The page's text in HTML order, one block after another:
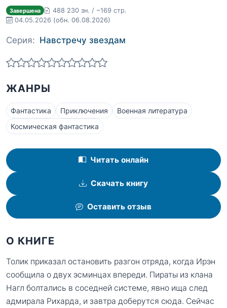
Завершена
488 230 зн. / ~169 стр.
04.05.2026 (обн. 06.08.2026)
Серия: Навстречу звездам
ЖАНРЫ
Фантастика Приключения
Военная литература
Космическая фантастика
Читать онлайн
Скачать книгу
Оставить отзыв
О КНИГЕ
Толик приказал остановить разгон отряда, когда Ирэн
сообщила о двух эсминцах впереди. Пираты из клана
Нагл болтались в соседней системе, явно ища след
адмирала Рихарда, и завтра доберутся сюда. Сейчас